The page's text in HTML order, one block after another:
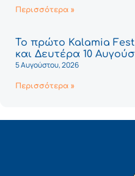
Περισσότερα »
Το πρώτο Kalamia
και Δευτέρα 10
5 Αυγούστου, 2026
Περισσότερα »